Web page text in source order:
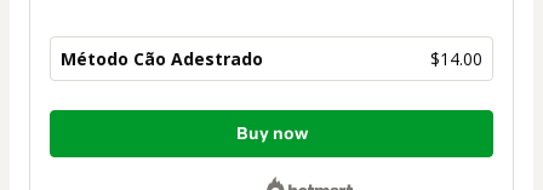
Método Cão Adestrado $14.00
Total
Buy now